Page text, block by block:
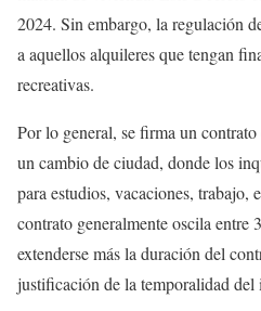
2024. Sin embargo, la regulación
a aquellos alquileres que tengan
recreativas.
Por lo general, se firma un
un cambio de ciudad, donde los
para estudios, vacaciones, trabajo,
contrato generalmente oscila entre
extenderse más la duración del
justificación de la temporalidad